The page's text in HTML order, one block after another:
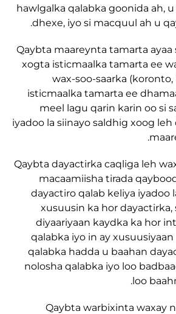
hawlgalka qalabka
dhexe, iyo si macquul
Qaybta maareynta
xogta isticmaalka
wax-soo-saarka
isticmaalka tamarta
meel lagu qarin
iyadoo la siinayo saldhig
Qaybta dayactirka
macaamiisha tirada
dayactiro qalab keliya
xusuusin ka hor
diyaariyaan kaydka
qalabka iyo in ay
qalabka hadda u
nolosha qalabka iyo
Qaybta warbixinta